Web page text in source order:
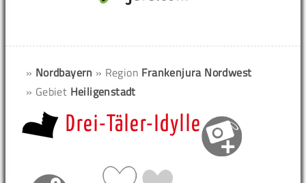
» Nordbayern » Region Frankenjura Nordwest
» Gebiet Heiligenstadt
Drei-Täler-Idylle